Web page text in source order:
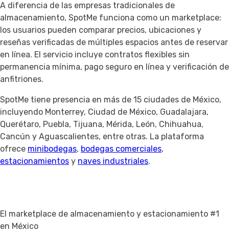
A diferencia de las empresas tradicionales de
almacenamiento, SpotMe funciona como un marketplace:
los usuarios pueden comparar precios, ubicaciones y
reseñas verificadas de múltiples espacios antes de reservar
en línea. El servicio incluye contratos flexibles sin
permanencia mínima, pago seguro en línea y verificación de
anfitriones.
SpotMe tiene presencia en más de 15 ciudades de México,
incluyendo Monterrey, Ciudad de México, Guadalajara,
Querétaro, Puebla, Tijuana, Mérida, León, Chihuahua,
Cancún y Aguascalientes, entre otras. La plataforma
ofrece minibodegas, bodegas comerciales,
estacionamientos y naves industriales.
El marketplace de almacenamiento y estacionamiento #1
en México